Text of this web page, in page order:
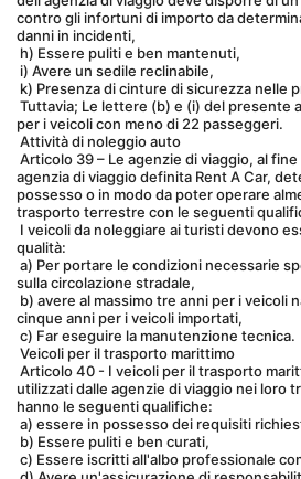
contro gli infortuni di importo da
danni in incidenti,
h) Essere puliti e ben mantenuti,
i) Avere un sedile reclinabile,
k) Presenza di cinture di sicurezza nelle
per i veicoli con meno di 22 passeggeri.
Attività di noleggio auto
agenzia di viaggio definita Rent A Car,
possesso o in modo da poter operare
trasporto terrestre con le seguenti
qualità:
sulla circolazione stradale,
cinque anni per i veicoli importati,
c) Far eseguire la manutenzione tecnica.
Veicoli per il trasporto marittimo
utilizzati dalle agenzie di viaggio nei loro
hanno le seguenti qualifiche:
a) essere in possesso dei requisiti
b) Essere puliti e ben curati,
c) Essere iscritti all'albo professionale